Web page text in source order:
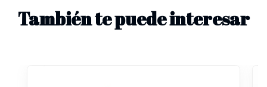
También te puede interesar